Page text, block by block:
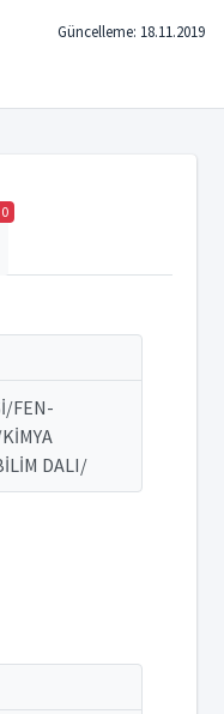
Güncelleme: 18.11.2019
0
FEN-
DALI/